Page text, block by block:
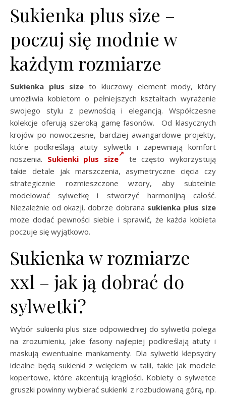
Sukienka plus size –
poczuj się modnie w
każdym rozmiarze
Sukienka plus size to kluczowy element mody, który
umożliwia kobietom o pełniejszych kształtach wyrażenie
swojego stylu z pewnością i elegancją. Współczesne
kolekcje oferują szeroką gamę fasonów. Od klasycznych
krojów po nowoczesne, bardziej awangardowe projekty,
które podkreślają atuty sylwetki i zapewniają komfort
noszenia. Sukienki plus size
te często wykorzystują
takie detale jak marszczenia, asymetryczne cięcia czy
strategicznie rozmieszczone wzory, aby subtelnie
modelować sylwetkę i stworzyć harmonijną całość.
Niezależnie od okazji, dobrze dobrana sukienka plus size
może dodać pewności siebie i sprawić, że każda kobieta
poczuje się wyjątkowo.
Sukienka w rozmiarze
xxl – jak ją dobrać do
sylwetki?
Wybór sukienki plus size odpowiedniej do sylwetki polega
na zrozumieniu, jakie fasony najlepiej podkreślają atuty i
maskują ewentualne mankamenty. Dla sylwetki klepsydry
idealne będą sukienki z wcięciem w talii, takie jak modele
kopertowe, które akcentują krągłości. Kobiety o sylwetce
gruszki powinny wybierać sukienki z rozbudowaną górą, np.